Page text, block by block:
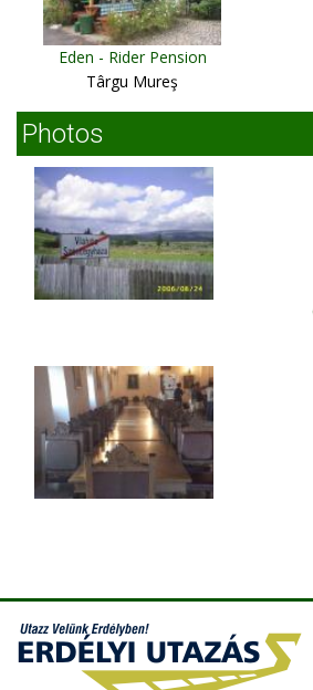
Eden - Rider Pension
Târgu Mureş
Photos